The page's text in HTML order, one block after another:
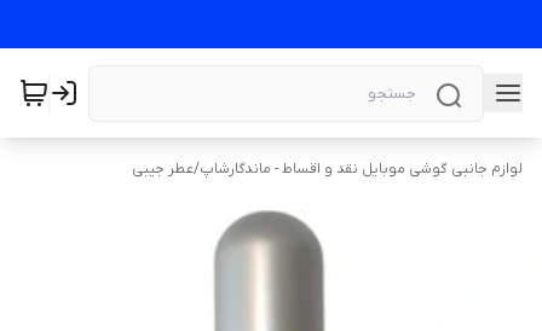
لوازم جانبی گوشی موبایل نقد و اقساط - ماندگارشاپ/عطر جیبی